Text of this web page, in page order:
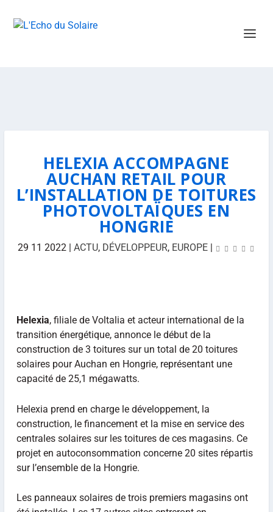
HELEXIA ACCOMPAGNE
AUCHAN RETAIL POUR
L’INSTALLATION DE TOITURES
PHOTOVOLTAÏQUES EN
HONGRIE
29 11 2022| ACTU, DÉVELOPPEUR, EUROPE|
Helexia, filiale de Voltalia et acteur international de la
transition énergétique, annonce le début de la
construction de 3 toitures sur un total de 20 toitures
solaires pour Auchan en Hongrie, représentant une
capacité de 25,1 mégawatts.
Helexia prend en charge le développement, la
construction, le financement et la mise en service des
centrales solaires sur les toitures de ces magasins. Ce
projet en autoconsommation concerne 20 sites répartis
sur l’ensemble de la Hongrie.
Les panneaux solaires de trois premiers magasins ont